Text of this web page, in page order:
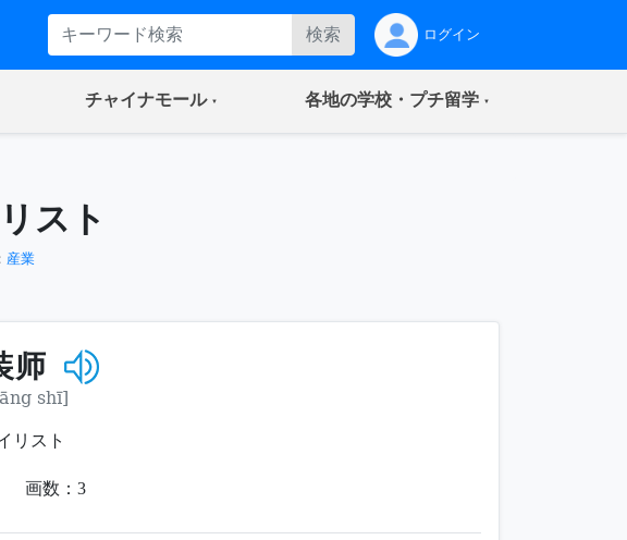
検索 ログイン
チャイナモール(current) 各地の学校・プチ留学(current)
スト
産業
师
shī]
リスト
画数： 3